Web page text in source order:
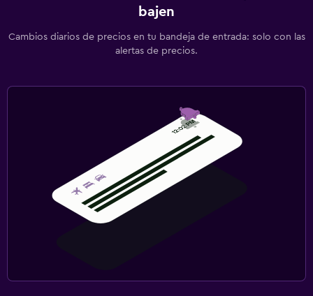
Habitaciones para no fumadores disponibles
Plantas superiores accesibles por escaleras
Servicios de lavandería/tintorería
Plancha y tabla de planchar
Zona de trabajo
Fax/fotocopiadora
bajen
Cambios diarios de precios en tu bandeja de entrada: solo con las
alertas de precios.